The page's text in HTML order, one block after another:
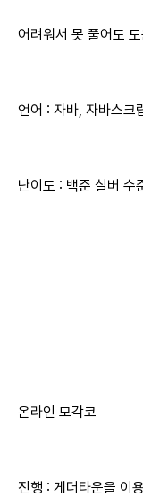
어려워서 못 풀어도
언어 : 자바, 자바스크
난이도 : 백준 실버 수
온라인 모각코
진행 : 게더타운을 이